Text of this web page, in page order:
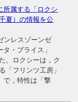
所属する「ロクシ
夏）の情報を公
ンレスゾーンゼ
・プライス」
。ロクシーは，ク
「フリンツ工房」
で，特性は「撃